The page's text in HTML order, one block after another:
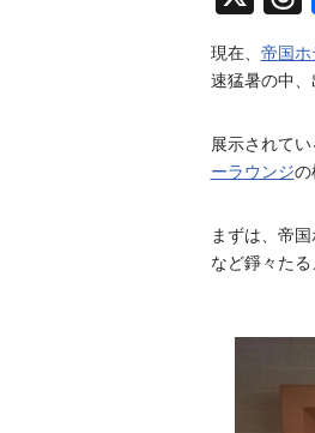
a
現在、 帝国ホ
速猛暑の中、
展示されて
ーラウンジの
まずは、帝
など錚々たる